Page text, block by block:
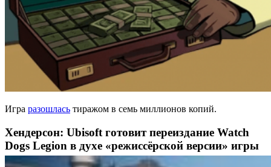
Игра разошлась тиражом в семь миллионов копий.
Хендерсон: Ubisoft готовит переиздание Watch
Dogs Legion в духе «режиссёрской версии» игры